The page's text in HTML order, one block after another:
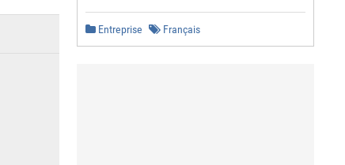
Entreprise Français